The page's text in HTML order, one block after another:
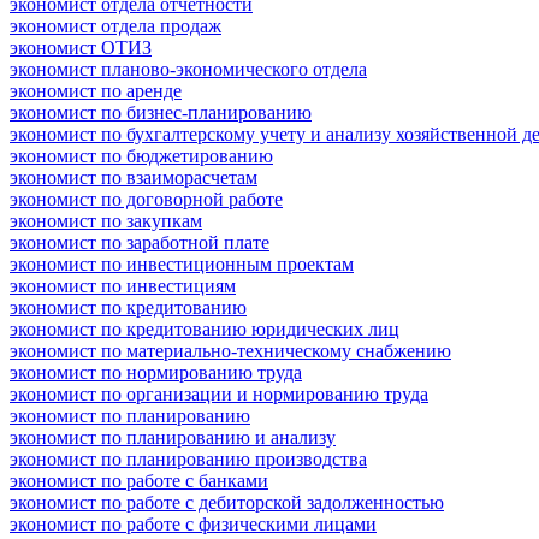
экономист отдела продаж
экономист ОТИЗ
экономист планово-экономического отдела
экономист по аренде
экономист по бизнес-планированию
экономист по бухгалтерскому учету и анализу хозяйственной
экономист по бюджетированию
экономист по взаиморасчетам
экономист по договорной работе
экономист по закупкам
экономист по заработной плате
экономист по инвестиционным проектам
экономист по инвестициям
экономист по кредитованию
экономист по кредитованию юридических лиц
экономист по материально-техническому снабжению
экономист по нормированию труда
экономист по организации и нормированию труда
экономист по планированию
экономист по планированию и анализу
экономист по планированию производства
экономист по работе с банками
экономист по работе с дебиторской задолженностью
экономист по работе с физическими лицами